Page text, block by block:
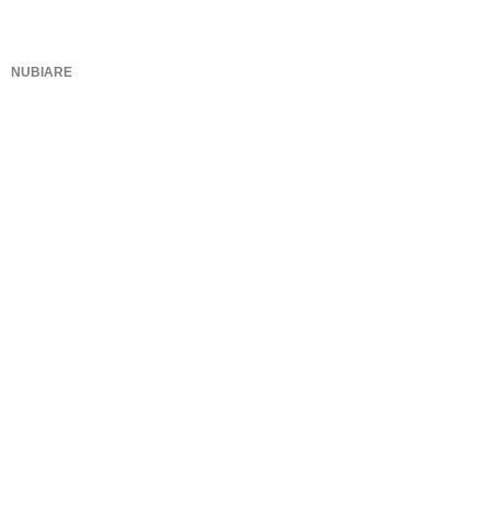
NUBIARE